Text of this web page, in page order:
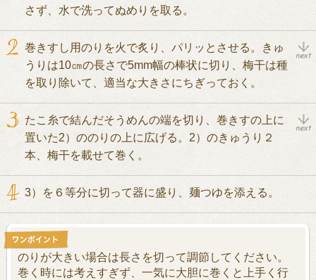
さず、水で洗ってぬめりを取る。
巻きすし用のりを火で炙り、パリッとさせる。きゅ
うりは10㎝の長さで5mm幅の棒状に切り、梅干は種
を取り除いて、適当な大きさにちぎっておく。
たこ糸で結んだそうめんの端を切り、巻きすの上に
置いた2）ののりの上に広げる。2）のきゅうり２
本、梅干を載せて巻く。
3）を６等分に切って器に盛り、麺つゆを添える。
のりが大きい場合は長さを切って調節してください。
巻く時には考えすぎず、一気に大胆に巻くと上手く行